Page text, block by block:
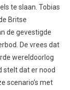
te slaan. Tobias
Britse
de gevestigde
De vrees dat
wereldoorlog
stelt dat er nood
scenario’s met